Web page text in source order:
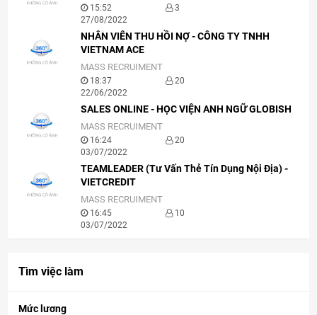
15:52
27/08/2022
3
NHÂN VIÊN THU HỒI NỢ - CÔNG TY TNHH
VIETNAM ACE
MASS RECRUIMENT
18:37
22/06/2022
20
SALES ONLINE - HỌC VIỆN ANH NGỮ GLOBISH
MASS RECRUIMENT
16:24
03/07/2022
20
TEAMLEADER (Tư Vấn Thẻ Tín Dụng Nội Địa) -
VIETCREDIT
MASS RECRUIMENT
16:45
03/07/2022
10
Tìm việc làm
Mức lương